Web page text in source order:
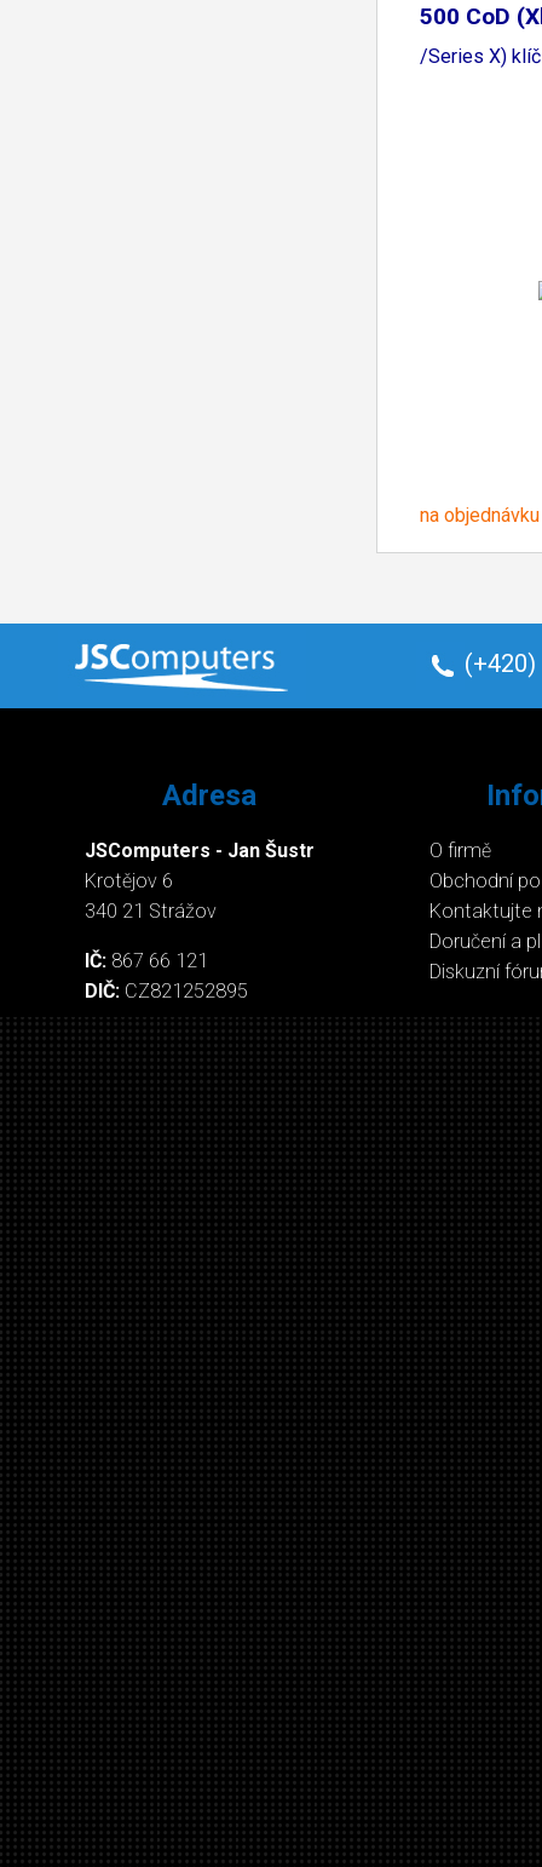
500 CoD
/Series X)
na objednávku
(+420)
Adresa
JSComputers - Jan Šustr
Krotějov 6
340 21 Strážov
IČ: 867 66 121
DIČ: CZ821252895
O firmě
Obchodní
Kontaktujte
Doručení a
Diskuzní